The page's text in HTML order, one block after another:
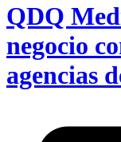
QDQ
negocio
agencias